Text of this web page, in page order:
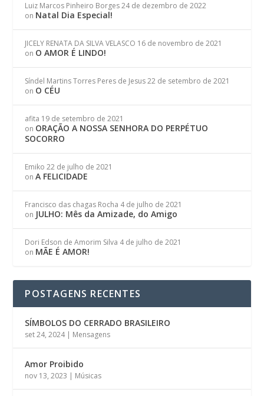
Luiz Marcos Pinheiro Borges 24 de dezembro de 2022
on Natal Dia Especial!
JICELY RENATA DA SILVA VELASCO 16 de novembro de 2021
on O AMOR É LINDO!
Síndel Martins Torres Peres de Jesus 22 de setembro de 2021
on O CÉU
afita 19 de setembro de 2021
on ORAÇÃO A NOSSA SENHORA DO PERPÉTUO
SOCORRO
Emiko 22 de julho de 2021
onA FELICIDADE
Francisco das chagas Rocha 4 de julho de 2021
on JULHO: Mês da Amizade, do Amigo
Dori Edson de Amorim Silva 4 de julho de 2021
on MÃE É AMOR!
POSTAGENS RECENTES
SÍMBOLOS DO CERRADO BRASILEIRO
set 24, 2024| Mensagens
Amor Proibido
nov 13, 2023 | Músicas